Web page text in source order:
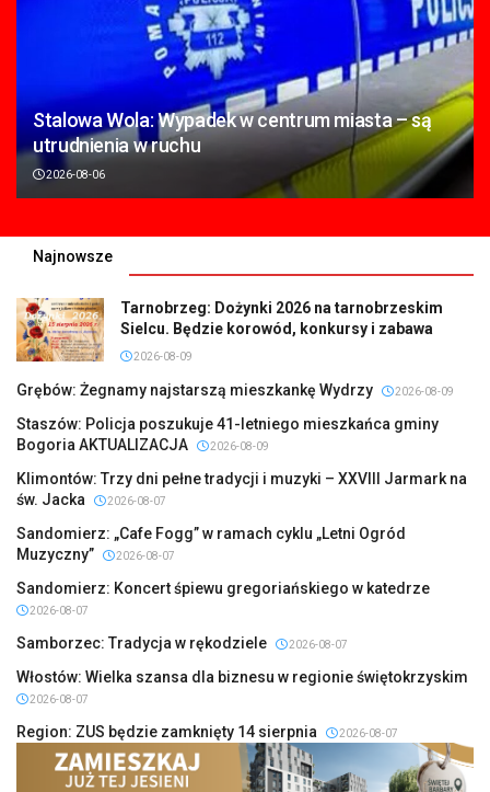
Stalowa Wola: Wypadek w centrum miasta – są
utrudnienia w ruchu
2026-08-06
Najnowsze
Tarnobrzeg: Dożynki 2026 na tarnobrzeskim
Sielcu. Będzie korowód, konkursy i zabawa
2026-08-09
Grębów: Żegnamy najstarszą mieszkankę Wydrzy 2026-08-09
Staszów: Policja poszukuje 41-letniego mieszkańca gminy
Bogoria AKTUALIZACJA
2026-08-09
Klimontów: Trzy dni pełne tradycji i muzyki – XXVIII Jarmark na
św. Jacka
2026-08-07
Sandomierz: „Cafe Fogg” w ramach cyklu „Letni Ogród
Muzyczny”
2026-08-07
Sandomierz: Koncert śpiewu gregoriańskiego w katedrze
2026-08-07
Samborzec: Tradycja w rękodziele 2026-08-07
Włostów: Wielka szansa dla biznesu w regionie świętokrzyskim
2026-08-07
Region: ZUS będzie zamknięty 14 sierpnia 2026-08-07